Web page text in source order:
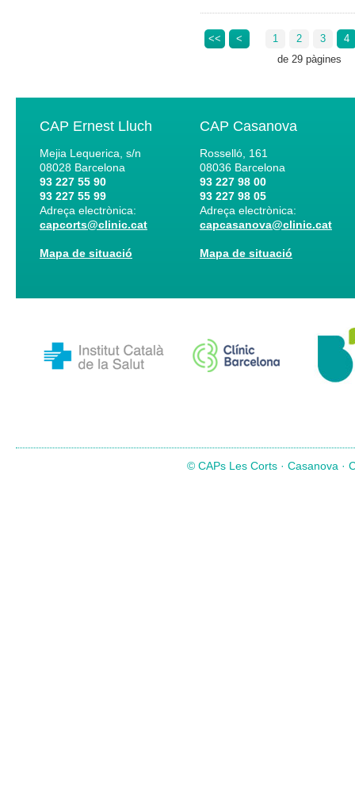
<< < 1 2 3
4
de 29 pàgines
CAP Ernest Lluch
Mejia Lequerica, s/n
08028 Barcelona
93 227 55 90
93 227 55 99
Adreça electrònica:
capcorts@clinic.cat
Mapa de situació
CAP Casanova
Rosselló, 161
08036 Barcelona
93 227 98 00
93 227 98 05
Adreça electrònica:
capcasanova@clinic.cat
Mapa de situació
© CAPs Les Corts · Casanova ·